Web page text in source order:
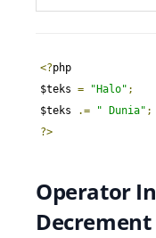
<?php
$teks = "Halo" ;
$teks
.= " Dunia" ;
?>
Operator
Decrement